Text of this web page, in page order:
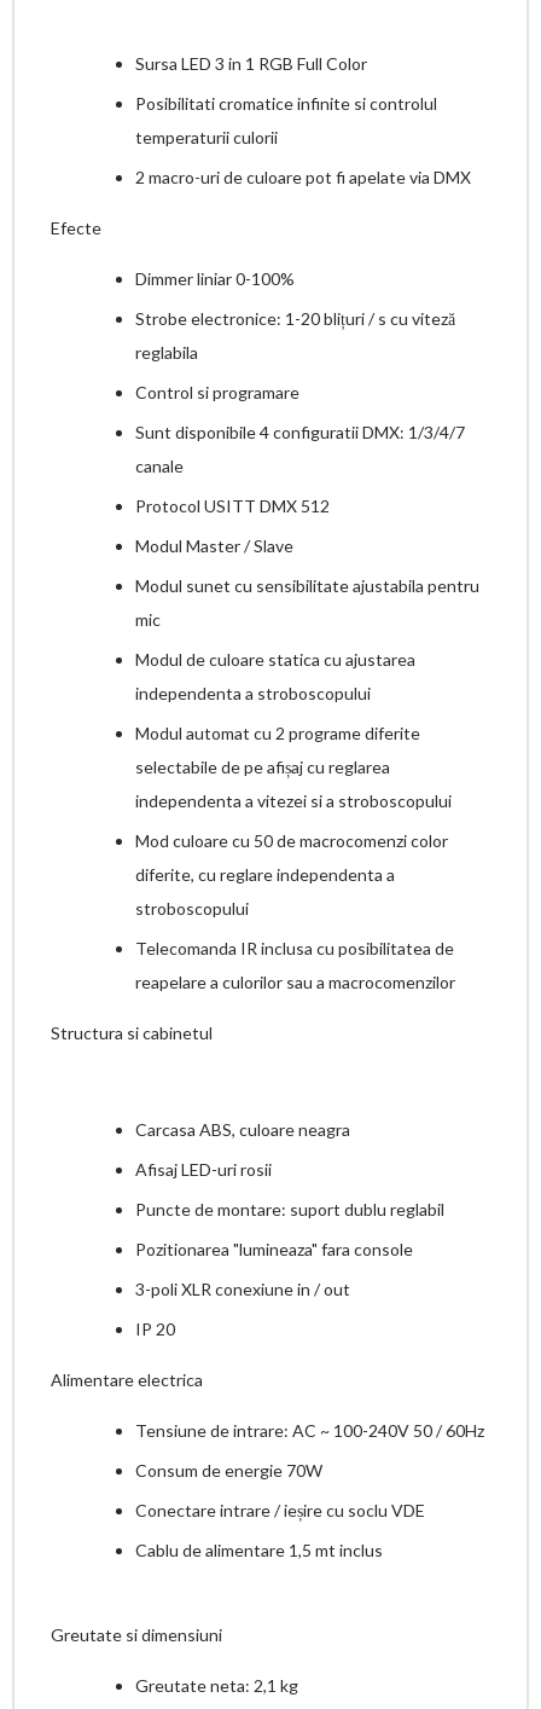
Sursa LED 3 in 1 RGB Full Color
Posibilitati cromatice infinite si controlul
temperaturii culorii
2 macro-uri de culoare pot fi apelate via DMX
Efecte
Dimmer liniar 0-100%
Strobe electronice: 1-20 blițuri / s cu viteză
reglabila
Control si programare
Sunt disponibile 4 configuratii DMX: 1/3/4/7
canale
Protocol USITT DMX 512
Modul Master / Slave
Modul sunet cu sensibilitate ajustabila pentru
mic
Modul de culoare statica cu ajustarea
independenta a stroboscopului
Modul automat cu 2 programe diferite
selectabile de pe afișaj cu reglarea
independenta a vitezei si a stroboscopului
Mod culoare cu 50 de macrocomenzi color
diferite, cu reglare independenta a
stroboscopului
Telecomanda IR inclusa cu posibilitatea de
reapelare a culorilor sau a macrocomenzilor
Structura si cabinetul
Carcasa ABS, culoare neagra
Afisaj LED-uri rosii
Puncte de montare: suport dublu reglabil
Pozitionarea "lumineaza" fara console
3-poli XLR conexiune in / out
IP 20
Alimentare electrica
Tensiune de intrare: AC ~ 100-240V 50 / 60Hz
Consum de energie 70W
Conectare intrare / ieșire cu soclu VDE
Cablu de alimentare 1,5 mt inclus
Greutate si dimensiuni
Greutate neta: 2,1 kg